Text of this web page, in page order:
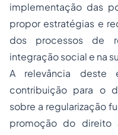
implementação das
propor estratégias e
dos processos de
integração social e na
A relevância deste
contribuição para o
sobre a regularização
promoção do